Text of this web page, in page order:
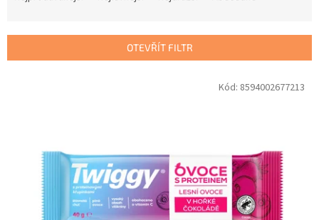
í
OTEVŘÍT FILTR
Kód: 8594002677213